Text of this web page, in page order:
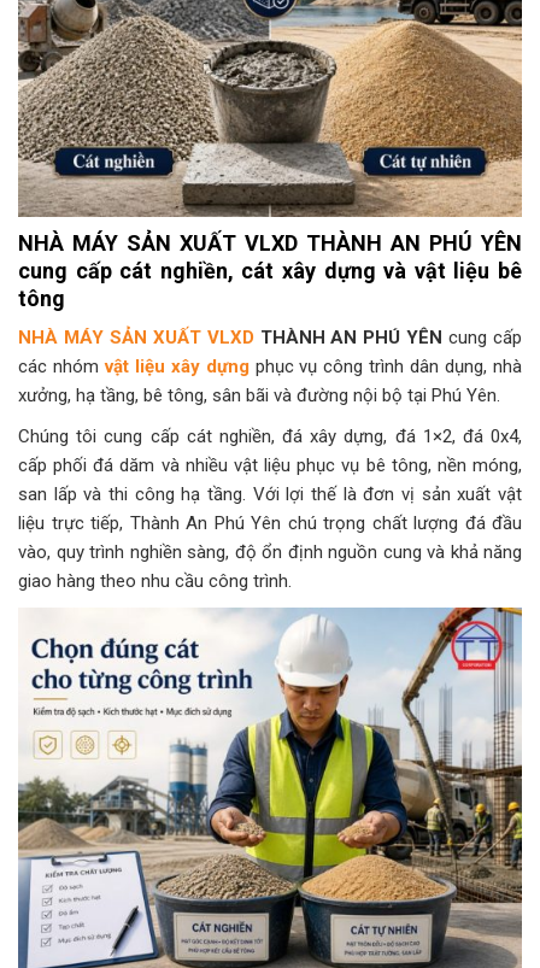
NHÀ MÁY SẢN XUẤT VLXD THÀNH AN PHÚ YÊN
cung cấp cát nghiền, cát xây dựng và vật liệu bê
tông
NHÀ MÁY SẢN XUẤT VLXD THÀNH AN PHÚ YÊN cung cấp
các nhómvật liệu xây dựngphục vụ công trình dân dụng, nhà
xưởng, hạ tầng, bê tông, sân bãi và đường nội bộ tại Phú Yên.
Chúng tôi cung cấp cát nghiền, đá xây dựng, đá 1×2, đá 0x4,
cấp phối đá dăm và nhiều vật liệu phục vụ bê tông, nền móng,
san lấp và thi công hạ tầng. Với lợi thế là đơn vị sản xuất vật
liệu trực tiếp, Thành An Phú Yên chú trọng chất lượng đá đầu
vào, quy trình nghiền sàng, độ ổn định nguồn cung và khả năng
giao hàng theo nhu cầu công trình.